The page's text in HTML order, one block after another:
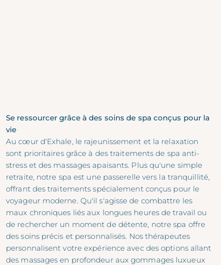
Se ressourcer grâce à des soins de spa conçus pour la
vie
Au cœur d'Exhale, le rajeunissement et la relaxation
sont prioritaires grâce à des traitements de spa anti-
stress et des massages apaisants. Plus qu'une simple
retraite, notre spa est une passerelle vers la tranquillité,
offrant des traitements spécialement conçus pour le
voyageur moderne. Qu'il s'agisse de combattre les
maux chroniques liés aux longues heures de travail ou
de rechercher un moment de détente, notre spa offre
des soins précis et personnalisés. Nos thérapeutes
personnalisent votre expérience avec des options allant
des massages en profondeur aux gommages luxueux